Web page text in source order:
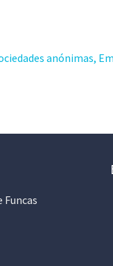
anónimas,
Funcas